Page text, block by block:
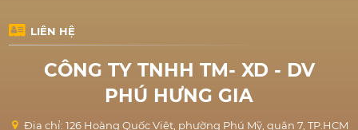
LIÊN HỆ
CÔNG TY TNHH TM- XD - DV
PHÚ HƯNG GIA
Địa chỉ: 126 Hoàng Quốc Việt, phường Phú Mỹ, quận 7, TP.HCM